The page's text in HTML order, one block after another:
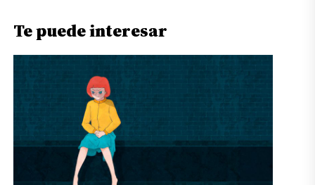
Te puede interesar